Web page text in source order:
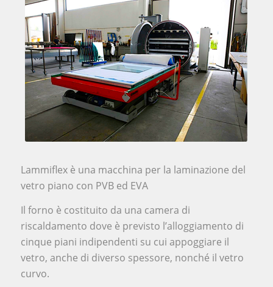
Lammiflex è una macchina per la laminazione del
vetro piano con PVB ed EVA
Il forno è costituito da una camera di
riscaldamento dove è previsto l’alloggiamento di
cinque piani indipendenti su cui appoggiare il
vetro, anche di diverso spessore, nonché il vetro
curvo.